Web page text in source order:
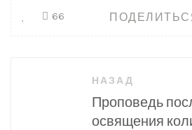
66
НАЗАД
Проповедь
освящения